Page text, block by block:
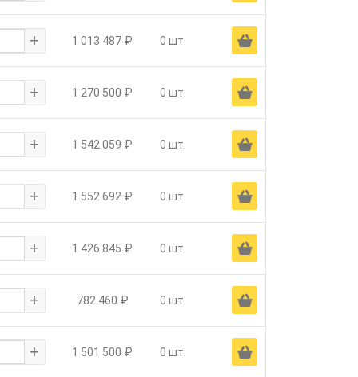
+ 1 013 487 ₽ 0 шт. Ä
+ 1 270 500 ₽ 0 шт. Ä
+ 1 542 059 ₽ 0 шт. Ä
+ 1 552 692 ₽ 0 шт. Ä
+ 1 426 845 ₽ 0 шт. Ä
+ 782 460 ₽ 0 шт. Ä
+ 1 501 500 ₽ 0 шт. Ä